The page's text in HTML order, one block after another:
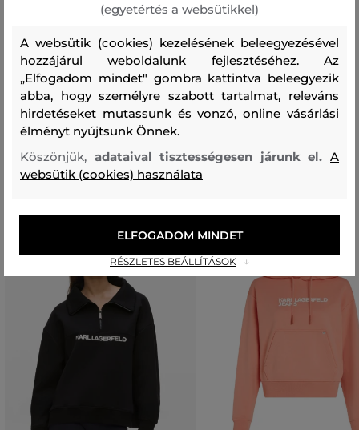
felső anyag
ÚJRAHASZNOSÍTOTT POLIÉSZTER
86 %
ELASZTÁN
14 %
Ajánlott termékek
(egyetértés a websütikkel)
A websütik (cookies) kezelésének beleegyezésével
hozzájárul weboldalunk fejlesztéséhez. Az
„Elfogadom mindet" gombra kattintva beleegyezik
abba, hogy személyre szabott tartalmat, releváns
hirdetéseket mutassunk és vonzó, online vásárlási
élményt nyújtsunk Önnek.
Köszönjük, adataival tisztességesen járunk el.A
websütik (cookies) használata
RÉSZLETES BEÁLLÍTÁSOK
ELFOGADOM MINDET